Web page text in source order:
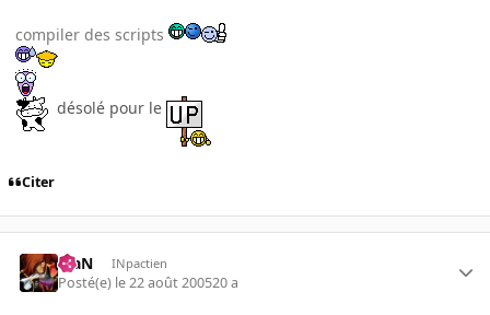
compiler des scripts
désolé pour le
Citer
KiaN INpactien
Posté(e) le 22 août 200520 a